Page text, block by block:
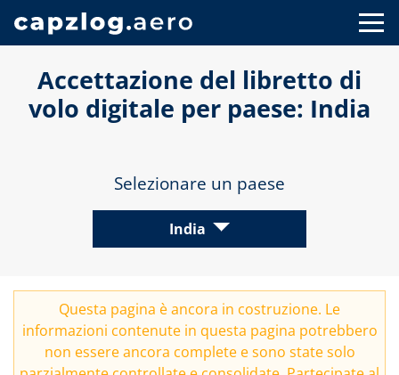
Accettazione del libretto di
volo digitale per paese: India
Selezionare un paese
India
Questa pagina è ancora in costruzione. Le
informazioni contenute in questa pagina potrebbero
non essere ancora complete e sono state solo